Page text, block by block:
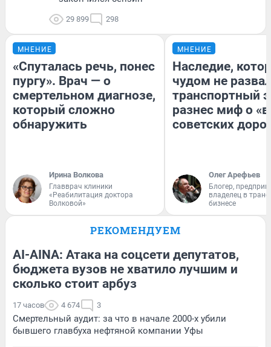
29 899 298
МНЕНИЕ
«Спуталась речь, понес
пургу». Врач — о
смертельном диагнозе,
который сложно
обнаружить
Ирина Волкова
Главврач клиники
«Реабилитация доктора
Волковой»
МНЕНИЕ
Наследие,
чудом не
транспортный
разнес миф о
советских
Олег Арефьев
Блогер,
владелец в
бизнесе
РЕКОМЕНДУЕМ
AI-AINA: Атака на соцсети депутатов,
бюджета вузов не хватило лучшим и
сколько стоит арбуз
17 часов 4 674 3
Смертельный аудит: за что в начале 2000-х убили
бывшего главбуха нефтяной компании Уфы